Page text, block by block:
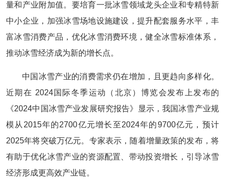
量和产业附加值。要培育一批冰雪领域龙头企业和专精特新
中小企业，加强冰雪场地设施建设，提升配套服务水平，丰
富冰雪消费产品，优化冰雪消费环境，健全冰雪标准体系，
推动冰雪经济成为新的增长点。
中国冰雪产业的消费需求仍在增加，且更趋向多样化。
近期在 2024国际冬季运动（北京）博览会发布上发布的
《2024中国冰雪产业发展研究报告》显示，我国冰雪产业规
模从2015年的2700亿元增长至2024年的9700亿元，预计
2025年将突破万亿元。专家表示，随着增量政策的发布，将
有助于优化冰雪产业的资源配置、带动投资增长，引导冰雪
经济形成更高效产业链。